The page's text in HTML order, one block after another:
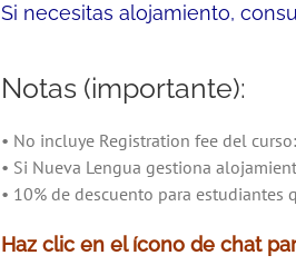
Si necesitas alojamiento,
Notas (importante):
• No incluye Registration fee del
• Si Nueva Lengua gestiona
• 10% de descuento para
Haz clic en el ícono de chat